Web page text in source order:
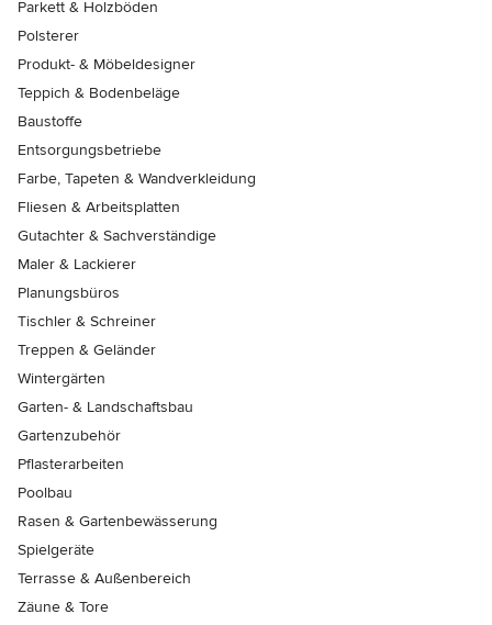
Parkett & Holzböden
Polsterer
Produkt- & Möbeldesigner
Teppich & Bodenbeläge
Baustoffe
Entsorgungsbetriebe
Farbe, Tapeten & Wandverkleidung
Fliesen & Arbeitsplatten
Gutachter & Sachverständige
Maler & Lackierer
Planungsbüros
Tischler & Schreiner
Treppen & Geländer
Wintergärten
Garten- & Landschaftsbau
Gartenzubehör
Pflasterarbeiten
Poolbau
Rasen & Gartenbewässerung
Spielgeräte
Terrasse & Außenbereich
Zäune & Tore